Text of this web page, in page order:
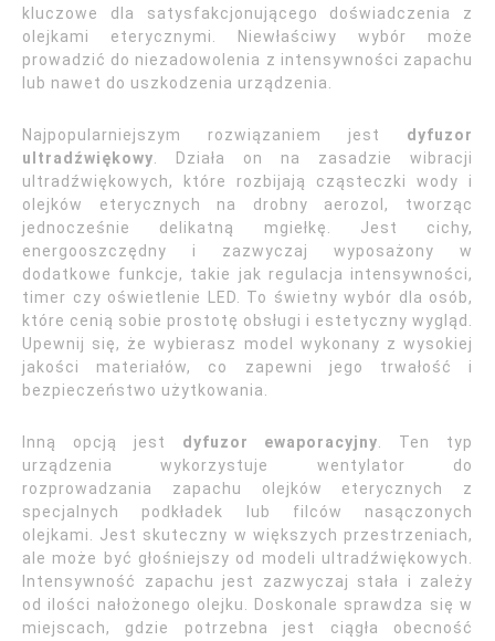
kluczowe dla satysfakcjonującego doświadczenia z
olejkami eterycznymi. Niewłaściwy wybór może
prowadzić do niezadowolenia z intensywności zapachu
lub nawet do uszkodzenia urządzenia.
Najpopularniejszym rozwiązaniem jest dyfuzor
ultradźwiękowy . Działa on na zasadzie wibracji
ultradźwiękowych, które rozbijają cząsteczki wody i
olejków eterycznych na drobny aerozol, tworząc
jednocześnie delikatną mgiełkę. Jest cichy,
energooszczędny i zazwyczaj wyposażony w
dodatkowe funkcje, takie jak regulacja intensywności,
timer czy oświetlenie LED. To świetny wybór dla osób,
które cenią sobie prostotę obsługi i estetyczny wygląd.
Upewnij się, że wybierasz model wykonany z wysokiej
jakości materiałów, co zapewni jego trwałość i
bezpieczeństwo użytkowania.
Inną opcją jest dyfuzor ewaporacyjny . Ten typ
urządzenia wykorzystuje wentylator do
rozprowadzania zapachu olejków eterycznych z
specjalnych podkładek lub filców nasączonych
olejkami. Jest skuteczny w większych przestrzeniach,
ale może być głośniejszy od modeli ultradźwiękowych.
Intensywność zapachu jest zazwyczaj stała i zależy
od ilości nałożonego olejku. Doskonale sprawdza się w
miejscach, gdzie potrzebna jest ciągła obecność